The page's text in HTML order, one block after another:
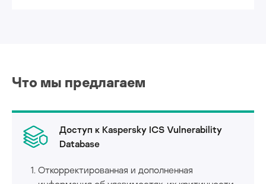
Что мы предлагаем
Доступ к Kaspersky ICS Vulnerability
Database
Откорректированная и дополненная